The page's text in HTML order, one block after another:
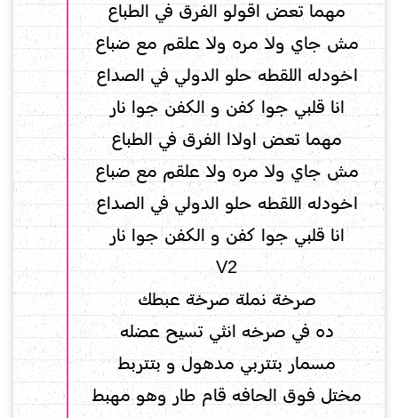
مهما تعض اقولو الفرق في الطباع
‏مش جاي ولا مره ولا علقم مع ضباع
اخودله اللقطه حلو الدولي في الصداع
انا قلبي جوا كفن و الكفن جوا نار
مهما تعض اولاا الفرق في الطباع
‏مش جاي ولا مره ولا علقم مع ضباع
اخودله اللقطه حلو الدولي في الصداع
انا قلبي جوا كفن و الكفن جوا نار
V2
صرخة نملة صرخة عبطك
ده في صرخه انثي تسيح عضله
مسمار بتتربي مدهول و بتتربط
مختل فوق الحافه قام طار وهو مهبط